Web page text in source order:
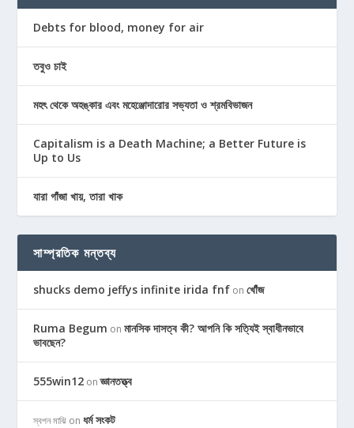
Debts for blood, money for air
তবুও চাই
মহৎ থেকে অহঙ্কার এবং মহেঞ্জোদারোর সভ্যতা ও শ্রমবিভাজন
Capitalism is a Death Machine; a Better Future is
Up to Us
যারা গাঁজা খায়, তারা খাক
সাম্প্রতিক মন্তব্য
shucks demo jeffys infinite irida fnf onখোঁজ
Ruma Begum onমানসিক দাসত্ব কী? আপনি কি সত্যিই স্বাধীনভাবে
ভাবছেন?
555win12 onজ্ঞানতত্ত্ব
স্বপন মাঝি onধর্ম সংকট